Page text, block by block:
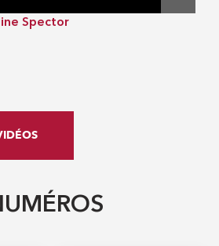
Spector